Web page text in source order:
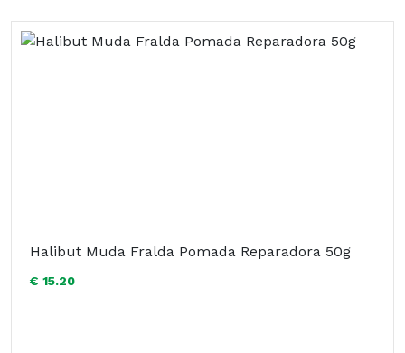
Halibut Muda Fralda Pomada Reparadora 50g
€ 15.20